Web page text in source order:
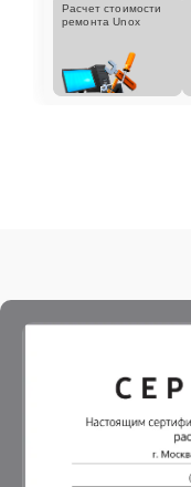
Расчет стоимости
ремонта Unox